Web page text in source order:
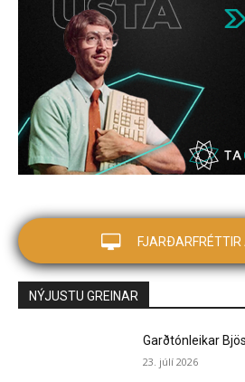
FJARÐARFRÉTTIR
NÝJUSTU GREINAR
Garðtónleikar
23. júlí 2026